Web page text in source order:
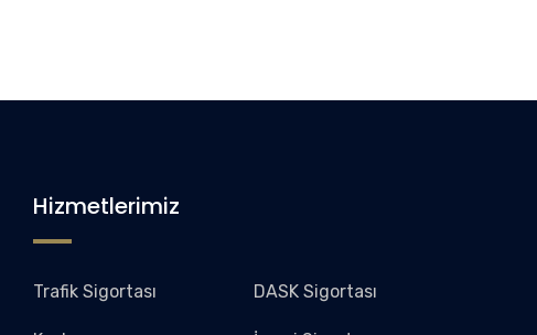
Hizmetlerimiz
Trafik Sigortası DASK Sigortası